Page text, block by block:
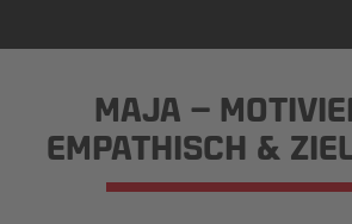
MAJA –
EMPATHISCH &